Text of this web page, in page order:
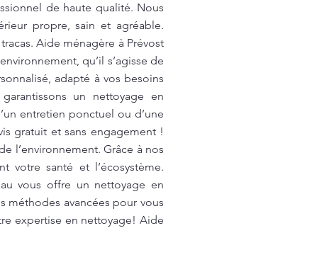
de haute qualité. Nous
propre, sain et agréable.
Aide ménagère à Prévost
qu’il s’agisse de
adapté à vos besoins
un nettoyage en
entretien ponctuel ou d’une
gratuit et sans engagement !
l’environnement. Grâce à nos
votre santé et l’écosystème.
vous offre un nettoyage en
avancées pour vous
expertise en nettoyage! Aide